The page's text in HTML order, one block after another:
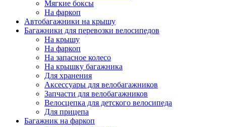
Мягкие боксы
На фаркоп
Автобагажники на крышу
Багажники для перевозки велосипедов
На крышу
На фаркоп
На запасное колесо
На крышку багажника
Для хранения
Аксессуары для велобагажников
Запчасти для велобагажников
Велосцепка для детского велосипеда
Для прицепа
Багажник на фаркоп